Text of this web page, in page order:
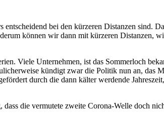
bei den kürzeren Distanzen sind.
können wir dann mit kürzeren Distanzen,
Viele Unternehmen, ist das Sommerloch
kündigt zwar die Politik nun an, das
durch die dann kälter werdende
die vermutete zweite Corona-Welle doch